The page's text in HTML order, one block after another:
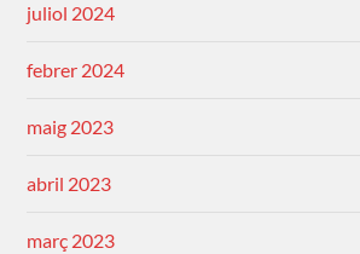
juliol 2024
febrer 2024
maig 2023
abril 2023
març 2023